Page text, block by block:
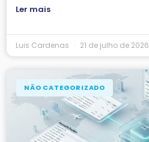
Ler mais
Luis Cardenas 21 de julho de 2026
NÃO CATEGORIZADO